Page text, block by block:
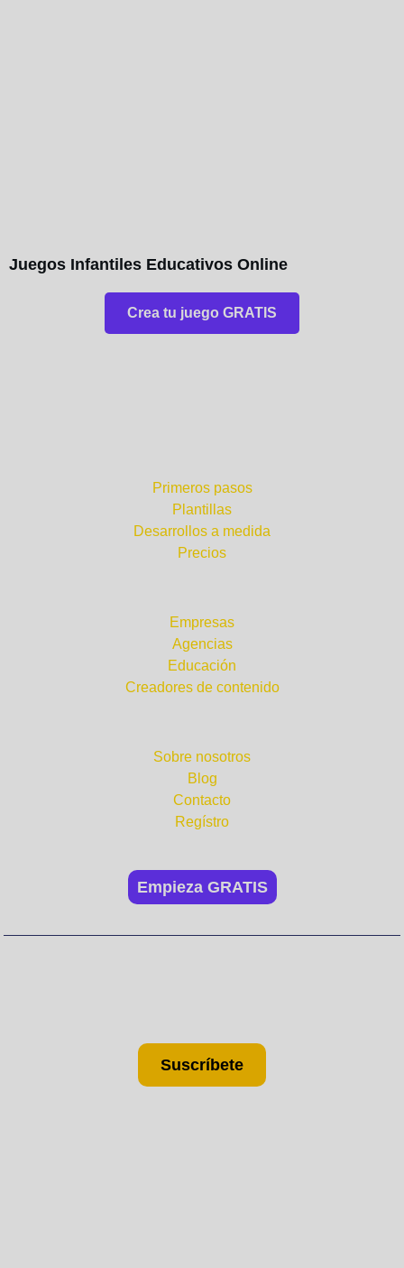
Juegos Infantiles Educativos Online
Crea tu juego GRATIS
Primeros pasos
Plantillas
Desarrollos a medida
Precios
Empresas
Agencias
Educación
Creadores de contenido
Sobre nosotros
Blog
Contacto
Regístro
Empieza GRATIS
Suscríbete